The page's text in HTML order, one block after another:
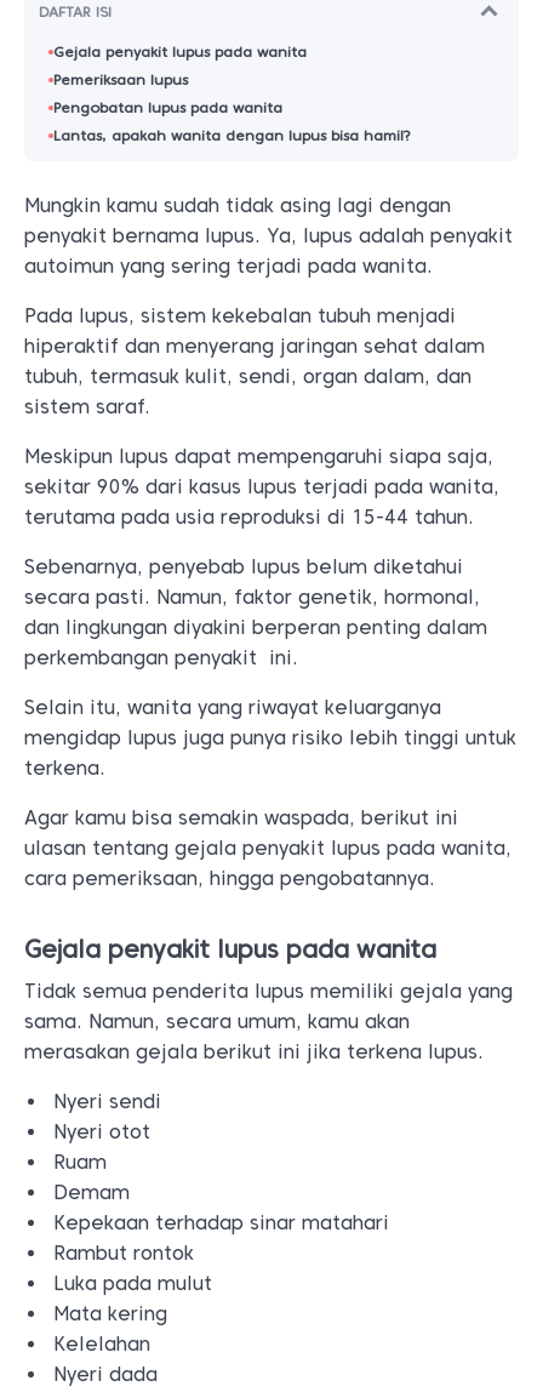
DAFTAR ISI
Gejala penyakit lupus pada wanita
Pemeriksaan lupus
Pengobatan lupus pada wanita
Lantas, apakah wanita dengan lupus bisa hamil?
Mungkin kamu sudah tidak asing lagi dengan
penyakit bernama lupus. Ya, lupus adalah penyakit
autoimun yang sering terjadi pada wanita.
Pada lupus, sistem kekebalan tubuh menjadi
hiperaktif dan menyerang jaringan sehat dalam
tubuh, termasuk kulit, sendi, organ dalam, dan
sistem saraf.
Meskipun lupus dapat mempengaruhi siapa saja,
sekitar 90% dari kasus lupus terjadi pada wanita,
terutama pada usia reproduksi di 15-44 tahun.
Sebenarnya, penyebab lupus belum diketahui
secara pasti. Namun, faktor genetik, hormonal,
dan lingkungan diyakini berperan penting dalam
perkembangan penyakit ini.
Selain itu, wanita yang riwayat keluarganya
mengidap lupus juga punya risiko lebih tinggi untuk
terkena.
Agar kamu bisa semakin waspada, berikut ini
ulasan tentang gejala penyakit lupus pada wanita,
cara pemeriksaan, hingga pengobatannya.
Gejala penyakit lupus pada wanita
Tidak semua penderita lupus memiliki gejala yang
sama. Namun, secara umum, kamu akan
merasakan gejala berikut ini jika terkena lupus.
Nyeri sendi
Nyeri otot
Ruam
Demam
Kepekaan terhadap sinar matahari
Rambut rontok
Luka pada mulut
Mata kering
Kelelahan
Nyeri dada